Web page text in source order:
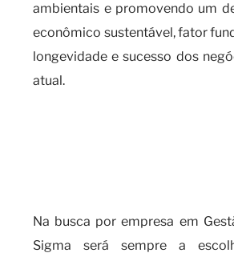
ambientais e promovendo um
econômico sustentável, fator
longevidade e sucesso dos
atual.
Na busca por empresa em
Sigma será sempre a